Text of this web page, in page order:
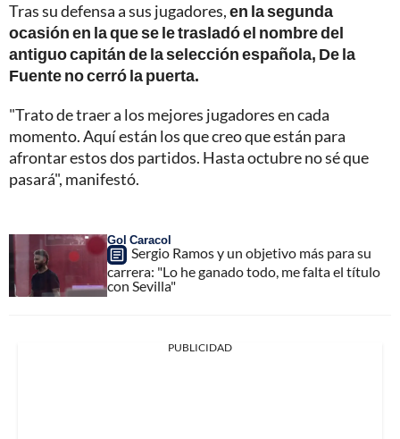
Tras su defensa a sus jugadores,en la segunda
ocasión en la que se le trasladó el nombre del
antiguo capitán de la selección española, De la
Fuente no cerró la puerta.
"Trato de traer a los mejores jugadores en cada
momento. Aquí están los que creo que están para
afrontar estos dos partidos. Hasta octubre no sé que
pasará", manifestó.
Gol Caracol
Sergio Ramos y un objetivo más para su
carrera: "Lo he ganado todo, me falta el título
con Sevilla"
PUBLICIDAD